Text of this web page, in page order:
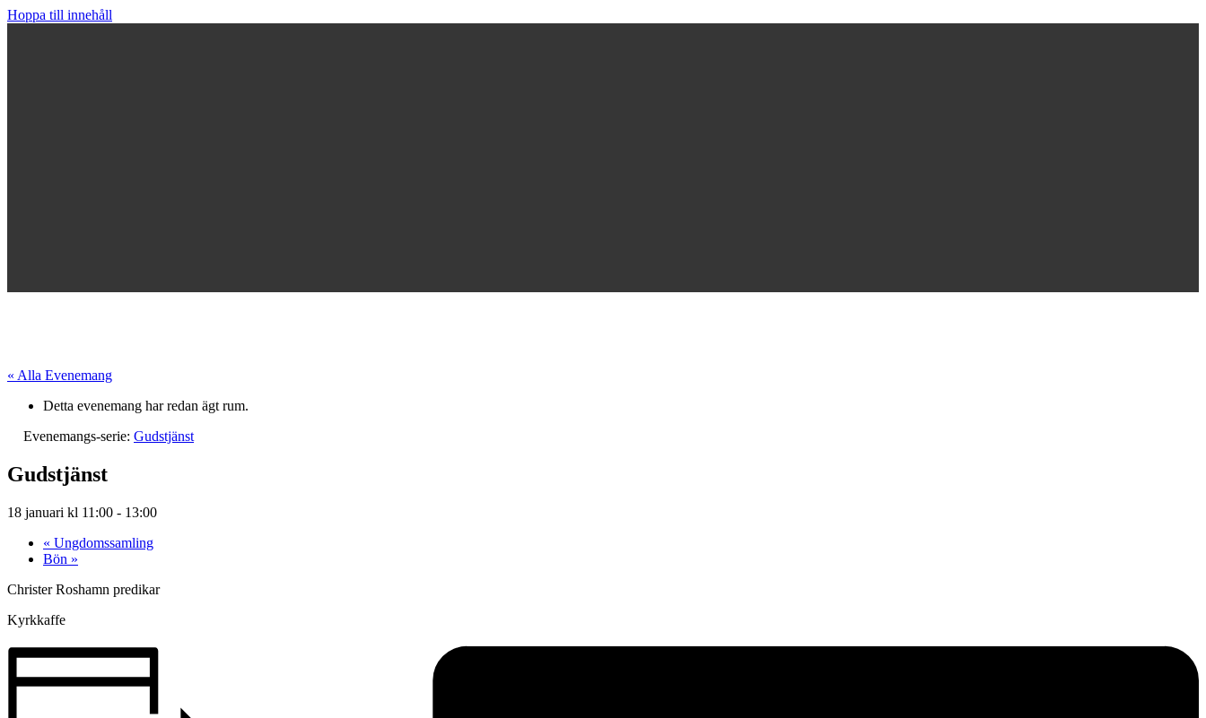
Hoppa till innehåll
« Alla Evenemang
Detta evenemang har redan ägt rum.
Evenemangs-serie: Gudstjänst
Gudstjänst
18 januari kl 11:00 - 13:00
« Ungdomssamling
Bön »
Christer Roshamn predikar
Kyrkkaffe